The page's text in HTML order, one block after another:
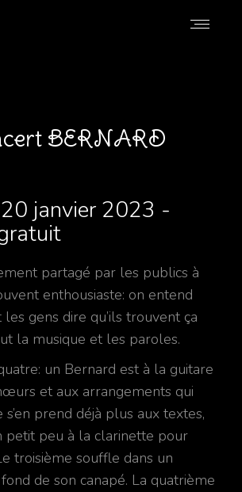
BERNARD
janvier 2023 -
partagé par les publics à
enthousiaste: on entend
gens dire qu’ils trouvent ça
la musique et les paroles.
un Bernard est à la guitare
et aux arrangements qui
prend déjà plus aux textes,
petit peu à la clarinette pour
troisième souffle dans un
de son canapé. La quatrième